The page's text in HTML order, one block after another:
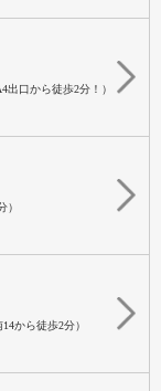
出口から徒歩2分！）
）
から徒歩2分）